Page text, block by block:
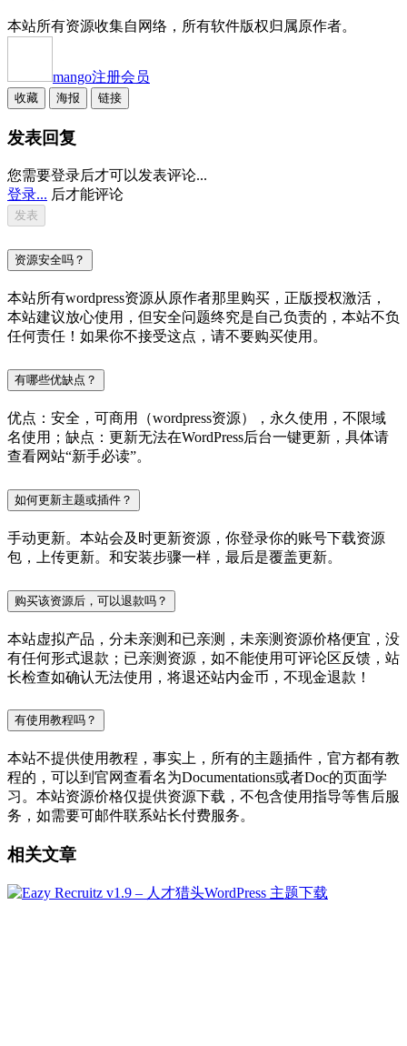
本站所有资源收集自网络，所有软件版权归属原作者。
mango注册会员
收藏 海报 链接
发表回复
您需要登录后才可以发表评论...
登录... 后才能评论
资源安全吗？
本站所有wordpress资源从原作者那里购买，正版授权激活，
本站建议放心使用，但安全问题终究是自己负责的，本站不负
任何责任！如果你不接受这点，请不要购买使用。
有哪些优缺点？
优点：安全，可商用（wordpress资源），永久使用，不限域
名使用；缺点：更新无法在WordPress后台一键更新，具体请
查看网站“新手必读”。
如何更新主题或插件？
手动更新。本站会及时更新资源，你登录你的账号下载资源
包，上传更新。和安装步骤一样，最后是覆盖更新。
购买该资源后，可以退款吗？
本站虚拟产品，分未亲测和已亲测，未亲测资源价格便宜，没
有任何形式退款；已亲测资源，如不能使用可评论区反馈，站
长检查如确认无法使用，将退还站内金币，不现金退款！
有使用教程吗？
本站不提供使用教程，事实上，所有的主题插件，官方都有教
程的，可以到官网查看名为Documentations或者Doc的页面学
习。本站资源价格仅提供资源下载，不包含使用指导等售后服
务，如需要可邮件联系站长付费服务。
相关文章